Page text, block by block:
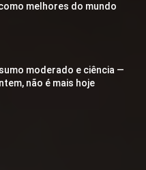
melhores do mundo
moderado e ciência —
não é mais hoje